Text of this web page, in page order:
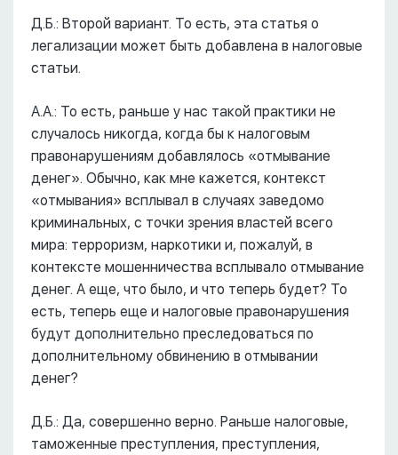
Д.Б.: Второй вариант. То есть, эта статья о
легализации может быть добавлена в налоговые
статьи.
А.А.: То есть, раньше у нас такой практики не
случалось никогда, когда бы к налоговым
правонарушениям добавлялось «отмывание
денег». Обычно, как мне кажется, контекст
«отмывания» всплывал в случаях заведомо
криминальных, с точки зрения властей всего
мира: терроризм, наркотики и, пожалуй, в
контексте мошенничества всплывало отмывание
денег. А еще, что было, и что теперь будет? То
есть, теперь еще и налоговые правонарушения
будут дополнительно преследоваться по
дополнительному обвинению в отмывании
денег?
Д.Б.: Да, совершенно верно. Раньше налоговые,
таможенные преступления, преступления,